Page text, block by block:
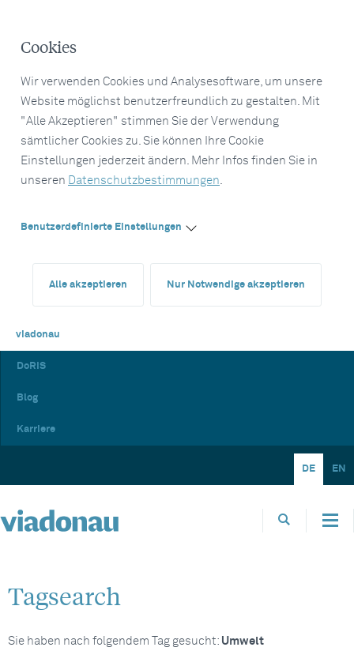
Cookies
Wir verwenden Cookies und Analysesoftware, um unsere
Website möglichst benutzerfreundlich zu gestalten. Mit
"Alle Akzeptieren" stimmen Sie der Verwendung
sämtlicher Cookies zu. Sie können Ihre Cookie
Einstellungen jederzeit ändern. Mehr Infos finden Sie in
unseren Datenschutzbestimmungen.
Benutzerdefinierte Einstellungen
Alle akzeptieren Nur Notwendige akzeptieren
viadonau
DoRIS
Blog
Karriere
DE EN
Tagsearch
Sie haben nach folgendem Tag gesucht: Umwelt